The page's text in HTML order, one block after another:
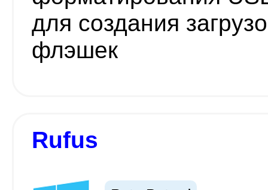
для создания
флэшек
Rufus